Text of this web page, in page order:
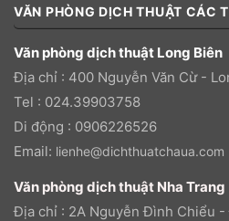
VĂN PHÒNG DỊCH THUẬT CÁC
Văn phòng dịch thuật Long Biên
Địa chỉ : 400 Nguyễn Văn Cừ -
Tel : 024.39903758
Di động : 0906226526
Email: lienhe@dichthuatchaua.com
Văn phòng dịch thuật Nha Trang
Địa chỉ : 2A Nguyễn Đình Chiểu -